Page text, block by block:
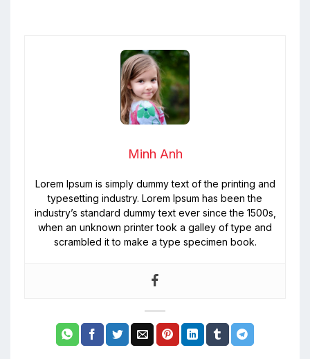
Minh Anh
Lorem Ipsum is simply dummy text of the printing and
typesetting industry. Lorem Ipsum has been the
industry’s standard dummy text ever since the 1500s,
when an unknown printer took a galley of type and
scrambled it to make a type specimen book.